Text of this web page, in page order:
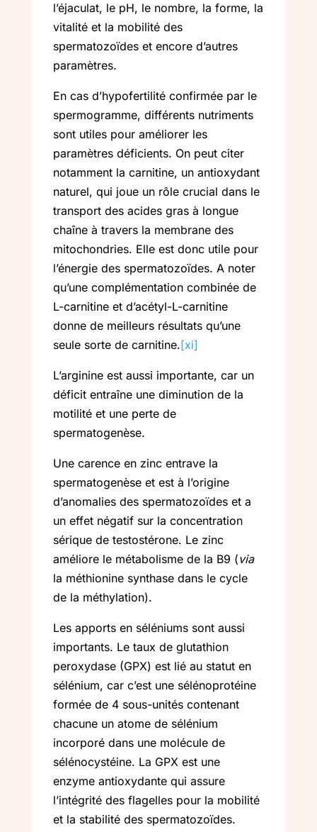
l’éjaculat, le pH, le nombre, la forme, la
vitalité et la mobilité des
spermatozoïdes et encore d’autres
paramètres.
En cas d’hypofertilité confirmée par le
spermogramme, différents nutriments
sont utiles pour améliorer les
paramètres déficients. On peut citer
notamment la carnitine, un antioxydant
naturel, qui joue un rôle crucial dans le
transport des acides gras à longue
chaîne à travers la membrane des
mitochondries. Elle est donc utile pour
l’énergie des spermatozoïdes. A noter
qu’une complémentation combinée de
L-carnitine et d’acétyl-L-carnitine
donne de meilleurs résultats qu’une
seule sorte de carnitine.[xi]
L’arginine est aussi importante, car un
déficit entraîne une diminution de la
motilité et une perte de
spermatogenèse.
Une carence en zinc entrave la
spermatogenèse et est à l’origine
d’anomalies des spermatozoïdes et a
un effet négatif sur la concentration
sérique de testostérone. Le zinc
améliore le métabolisme de la B9 (via
la méthionine synthase dans le cycle
de la méthylation).
Les apports en séléniums sont aussi
importants. Le taux de glutathion
peroxydase (GPX) est lié au statut en
sélénium, car c’est une sélénoprotéine
formée de 4 sous-unités contenant
chacune un atome de sélénium
incorporé dans une molécule de
sélénocystéine. La GPX est une
enzyme antioxydante qui assure
l’intégrité des flagelles pour la mobilité
et la stabilité des spermatozoïdes.